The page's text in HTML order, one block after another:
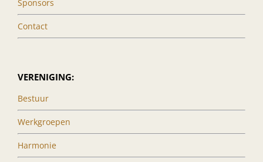
Sponsors
Contact
VERENIGING:
Bestuur
Werkgroepen
Harmonie